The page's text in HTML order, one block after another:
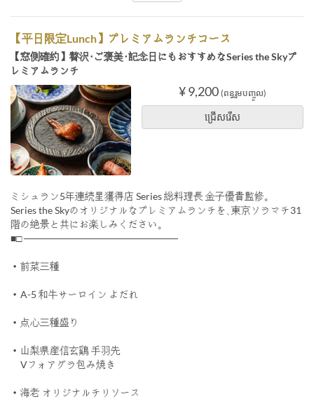
【平日限定Lunch】プレミアムランチコース
【窓側確約】贅沢･ご褒美･記念日にもおすすめなSeries the Skyプ
レミアムランチ
¥ 9,200 (ពន្ធរួមបញ្ចូល)
ជ្រើសរើស
ミシュラン5年連続星獲得店 Series 総料理長 金子優貴監修｡
Series the Skyのオリジナルなプレミアムランチを､東京ソラマチ31
階の絶景と共にお楽しみください｡
■□ ──────────────────────
・前菜三種
・A-5 和牛サーロイン よだれ
・点心三種盛り
・山梨県産信玄鷄 手羽先
Vフォアグラ包み焼き
・海老 オリジナルチリソース